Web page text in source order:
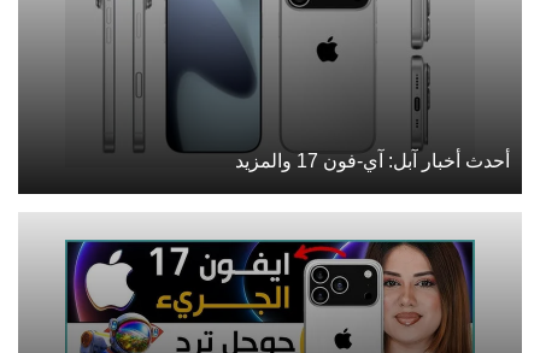
أحدث أخبار آبل: آي-فون 17 والمزيد